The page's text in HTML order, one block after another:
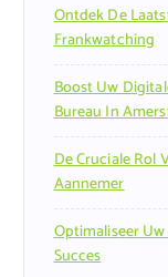
Ontdek De
Frankwatching
Boost Uw
Bureau In
De Cruciale Rol
Aannemer
Optimaliseer
Succes